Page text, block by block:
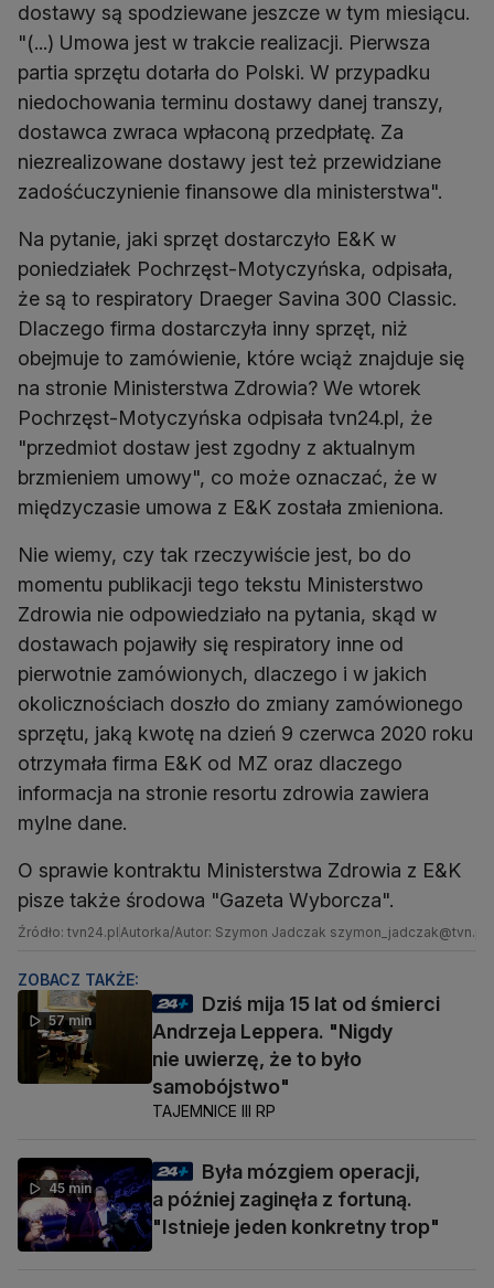
dostawy są spodziewane jeszcze w tym miesiącu.
"(...) Umowa jest w trakcie realizacji. Pierwsza
partia sprzętu dotarła do Polski. W przypadku
niedochowania terminu dostawy danej transzy,
dostawca zwraca wpłaconą przedpłatę. Za
niezrealizowane dostawy jest też przewidziane
zadośćuczynienie finansowe dla ministerstwa".
Na pytanie, jaki sprzęt dostarczyło E&K w
poniedziałek Pochrzęst-Motyczyńska, odpisała,
że są to respiratory Draeger Savina 300 Classic.
Dlaczego firma dostarczyła inny sprzęt, niż
obejmuje to zamówienie, które wciąż znajduje się
na stronie Ministerstwa Zdrowia? We wtorek
Pochrzęst-Motyczyńska odpisała tvn24.pl, że
"przedmiot dostaw jest zgodny z aktualnym
brzmieniem umowy", co może oznaczać, że w
międzyczasie umowa z E&K została zmieniona.
Nie wiemy, czy tak rzeczywiście jest, bo do
momentu publikacji tego tekstu Ministerstwo
Zdrowia nie odpowiedziało na pytania, skąd w
dostawach pojawiły się respiratory inne od
pierwotnie zamówionych, dlaczego i w jakich
okolicznościach doszło do zmiany zamówionego
sprzętu, jaką kwotę na dzień 9 czerwca 2020 roku
otrzymała firma E&K od MZ oraz dlaczego
informacja na stronie resortu zdrowia zawiera
mylne dane.
O sprawie kontraktu Ministerstwa Zdrowia z E&K
pisze także środowa "Gazeta Wyborcza".
Źródło: tvn24.plAutorka/Autor: Szymon Jadczak szymon_jadczak@tvn.pl
ZOBACZ TAKŻE:
57 min
Dziś mija 15 lat od śmierci
Andrzeja Leppera. "Nigdy
nie uwierzę, że to było
samobójstwo"
TAJEMNICE III RP
45 min
Była mózgiem operacji,
a później zaginęła z fortuną.
"Istnieje jeden konkretny trop"